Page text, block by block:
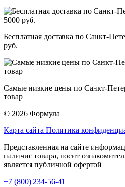
Бесплатная доставка по Санкт-
руб.
Самые низкие цены по Санкт-
товар
© 2026 Формула
Карта сайта Политика
Представленная на сайте
наличие товара, носит
является публичной офертой
+7 (800) 234-56-41